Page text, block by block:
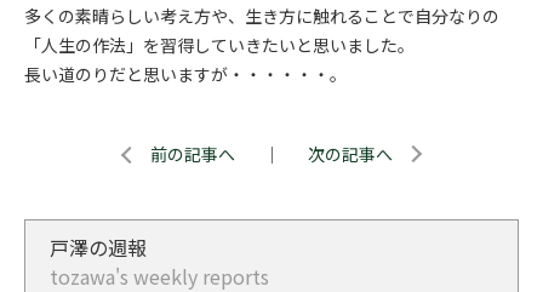
多くの素晴らしい考え方や、生き方に触れることで自分なりの
「人生の作法」を習得していきたいと思いました。
長い道のりだと思いますが・・・・・・。
前の記事へ ｜ 次の記事へ
戸澤の週報
tozawa's weekly reports